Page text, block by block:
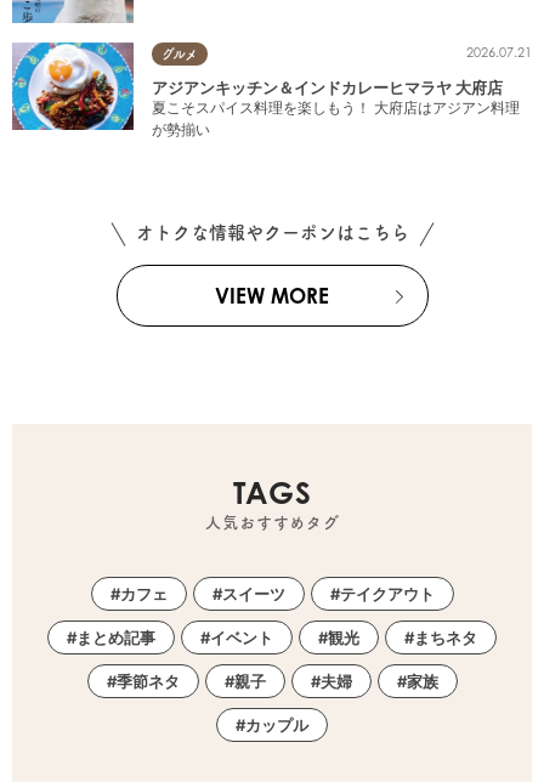
グルメ 2026.07.21
アジアンキッチン＆インドカレーヒマラヤ 大府店
夏こそスパイス料理を楽しもう！ 大府店はアジアン料理
が勢揃い
オトクな情報やクーポンはこちら
VIEW MORE
TAGS
人気おすすめタグ
カフェ スイーツ テイクアウト
まとめ記事 イベント 観光 まちネタ
季節ネタ 親子 夫婦 家族
カップル